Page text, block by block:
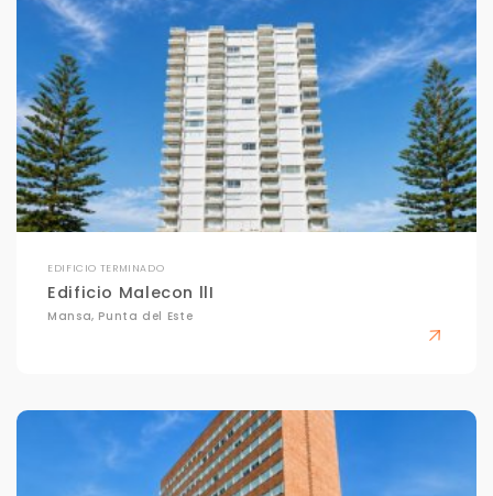
EDIFICIO TERMINADO
Edificio Malecon llI
Mansa, Punta del Este